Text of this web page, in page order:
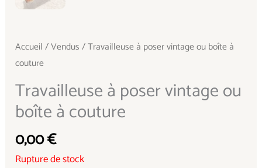
Accueil /Vendus / Travailleuse à poser vintage ou boîte à
couture
Travailleuse à poser vintage ou
boîte à couture
0,00€
Rupture de stock